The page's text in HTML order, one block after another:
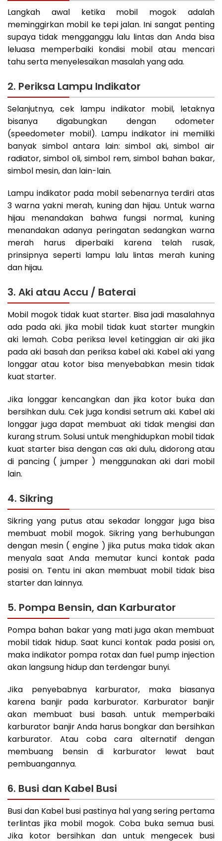
Langkah awal ketika mobil mogok adalah
meminggirkan mobil ke tepi jalan. Ini sangat penting
supaya tidak mengganggu lalu lintas dan Anda bisa
leluasa memperbaiki kondisi mobil atau mencari
tahu serta menyelesaikan masalah yang ada.
2. Periksa Lampu Indikator
Selanjutnya, cek lampu indikator mobil, letaknya
bisanya digabungkan dengan odometer
(speedometer mobil). Lampu indikator ini memiliki
banyak simbol antara lain: simbol aki, simbol air
radiator, simbol oli, simbol rem, simbol bahan bakar,
simbol mesin, dan lain-lain.
Lampu indikator pada mobil sebenarnya terdiri atas
3 warna yakni merah, kuning dan hijau. Untuk warna
hijau menandakan bahwa fungsi normal, kuning
menandakan adanya peringatan sedangkan warna
merah harus diperbaiki karena telah rusak,
prinsipnya seperti lampu lalu lintas merah kuning
dan hijau.
3. Aki atau Accu / Baterai
Mobil mogok tidak kuat starter. Bisa jadi masalahnya
ada pada aki. jika mobil tidak kuat starter mungkin
aki lemah. Coba periksa level ketinggian air aki jika
pada aki basah dan periksa kabel aki. Kabel aki yang
longgar atau kotor bisa menyebabkan mesin tidak
kuat starter.
Jika longgar kencangkan dan jika kotor buka dan
bersihkan dulu. Cek juga kondisi setrum aki. Kabel aki
longgar juga dapat membuat aki tidak mengisi dan
kurang strum. Solusi untuk menghidupkan mobil tidak
kuat starter bisa dengan cas aki dulu, didorong atau
di pancing ( jumper ) menggunakan aki dari mobil
lain.
4. Sikring
Sikring yang putus atau sekadar longgar juga bisa
membuat mobil mogok. Sikring yang berhubungan
dengan mesin ( engine ) jika putus maka tidak akan
menyala saat Anda memutar kunci kontak pada
posisi on. Tentu ini akan membuat mobil tidak bisa
starter dan lainnya.
5. Pompa Bensin, dan Karburator
Pompa bahan bakar yang mati juga akan membuat
mobil tidak hidup. Saat kunci kontak pada posisi on,
maka indikator pompa rotax dan fuel pump injection
akan langsung hidup dan terdengar bunyi.
Jika penyebabnya karburator, maka biasanya
karena banjir pada karburator. Karburator banjir
akan membuat busi basah. untuk memperbaiki
karburator banjir Anda harus bongkar dan bersihkan
karburator. Atau coba cara alternatif dengan
membuang bensin di karburator lewat baut
pembuangannya.
6. Busi dan Kabel Busi
Busi dan Kabel busi pastinya hal yang sering pertama
terlintas jika mobil mogok. Coba buka semua busi.
Jika kotor bersihkan dan untuk mengecek busi